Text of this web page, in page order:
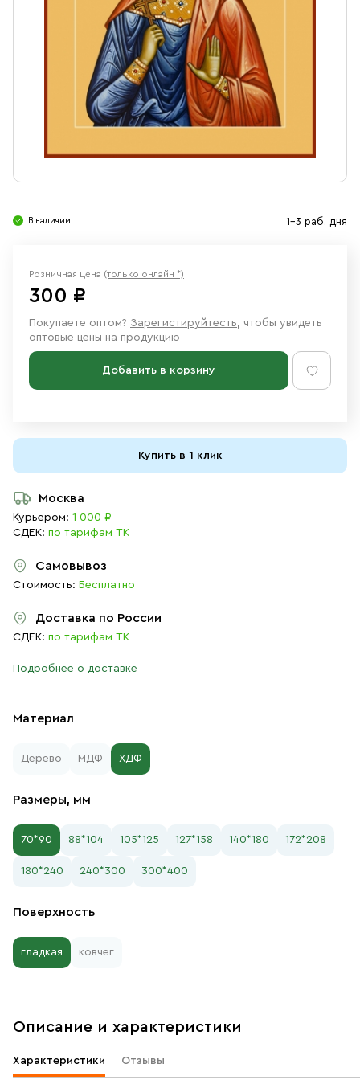
Ювелирные изделия
В наличии 1-3 раб. дня
Материал
Дерево МДФ ХДФ
Размеры, мм
70*90 88*104 105*125 127*158 140*180 172*208
180*240 240*300 300*400
Поверхность
гладкая ковчег
Розничная цена (только онлайн *)
300 ₽
Покупаете оптом? Зарегистируйтесть, чтобы увидеть
оптовые цены на продукцию
Добавить в корзину
Купить в 1 клик
Москва
Курьером: 1 000 ₽
СДЕК: по тарифам ТК
Самовывоз
Стоимость: Бесплатно
Доставка по России
СДЕК: по тарифам ТК
Подробнее о доставке
Описание и характеристики
Характеристики Отзывы